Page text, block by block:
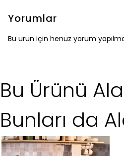
Yorumlar
Bu ürün için henüz yorum
Bu Ürünü
Bunları da